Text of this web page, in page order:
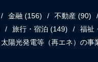
金融 (156) 不動産 (90)
旅行・宿泊 (149)
福祉
太陽光発電等（再エネ）の